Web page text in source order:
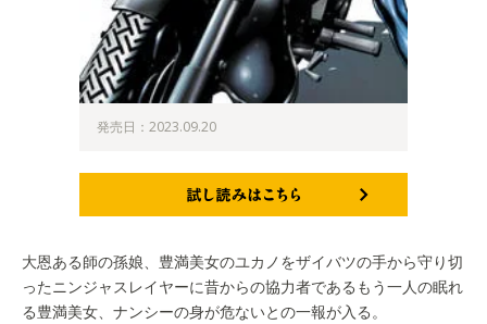
発売日：2023.09.20
大恩ある師の孫娘、豊満美女のユカノをザイバツの手から守り切
ったニンジャスレイヤーに昔からの協力者であるもう一人の眠れ
る豊満美女、ナンシーの身が危ないとの一報が入る。